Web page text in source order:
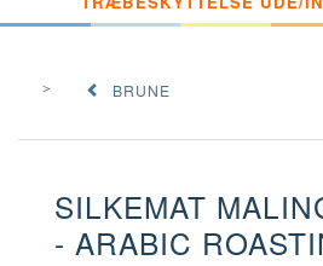
BRUNE
SILKEMAT
- ARABIC